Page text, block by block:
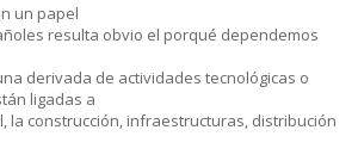
un papel
resulta obvio el porqué dependemos
derivada de actividades tecnológicas o
ligadas a
la construcción, infraestructuras, distribución